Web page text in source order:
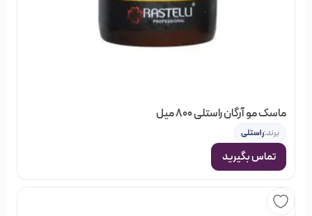
اینستاگرام ما مراجعه نمایید
ماسک مو آرگان راستلی 800 میل
برند:راستلی
تماس بگیرید